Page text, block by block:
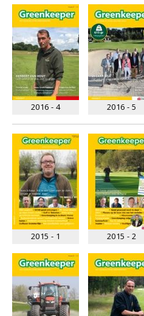
2016 - 4 2016 - 5
2015 - 1 2015 - 2